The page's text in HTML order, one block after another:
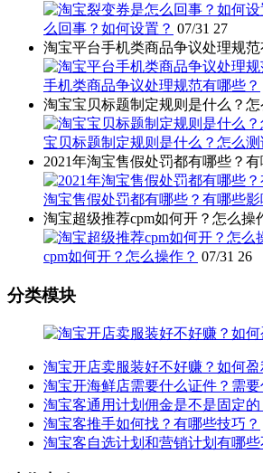
么回事？如何设置？ 07/31 27
淘宝平台手机类商品争议处理规范
手机类商品争议处理规范有哪些？
淘宝宝贝标题制定规则是什么？怎
宝贝标题制定规则是什么？怎么测
2021年淘宝售假处罚都有哪些？有
淘宝售假处罚都有哪些？有哪些影
淘宝超级推荐cpm如何开？怎么操
cpm如何开？怎么操作？ 07/31 26
分类模块
淘宝开店卖服装好不好赚？如何盈
淘宝开海鲜店需要什么证件？需要
淘宝客通用计划佣金是不是固定的
淘宝客推手如何找？有哪些技巧？
淘宝客自选计划和营销计划有哪些